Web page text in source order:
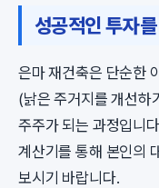
성공적인 투자
은마 재건축은 단순한
(낡은 주거지를 개선하
주주가 되는 과정입니
계산기를 통해 본인의
보시기 바랍니다.